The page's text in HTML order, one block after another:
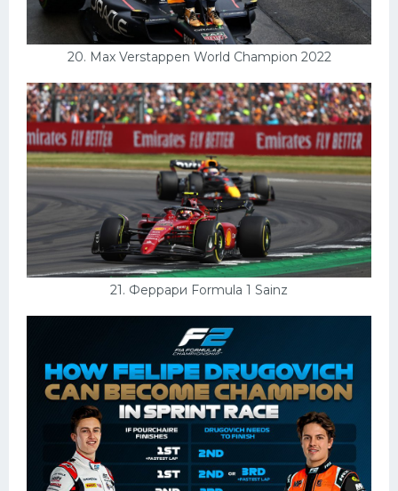
20. Max Verstappen World Champion 2022
21. Феррари Formula 1 Sainz